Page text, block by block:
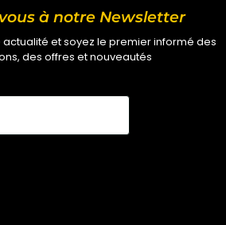
à notre Newsletter
et soyez le premier informé des
des offres et nouveautés